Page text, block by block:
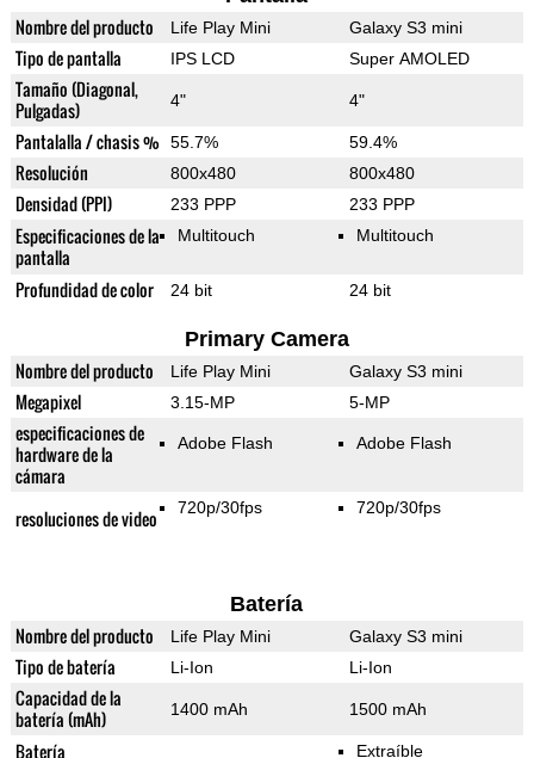
Nombre del producto Life Play Mini Galaxy S3 mini
Tipo de pantalla IPS LCD Super AMOLED
Tamaño (Diagonal,
Pulgadas)
4" 4"
Pantalalla / chasis % 55.7% 59.4%
Resolución 800x480 800x480
Densidad (PPI) 233 PPP 233 PPP
Especificaciones de la
pantalla
Multitouch Multitouch
Profundidad de color 24 bit 24 bit
Primary Camera
Nombre del producto Life Play Mini Galaxy S3 mini
Megapixel 3.15-MP 5-MP
especificaciones de
hardware de la
cámara
Adobe Flash Adobe Flash
resoluciones de video 720p/30fps 720p/30fps
Batería
Nombre del producto Life Play Mini Galaxy S3 mini
Tipo de batería Li-Ion Li-Ion
Capacidad de la
batería (mAh)
1400 mAh 1500 mAh
Batería Extraíble